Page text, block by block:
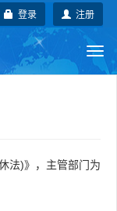
注册
登录
法)》，主管部门为